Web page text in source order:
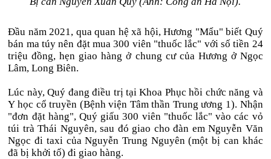
Đầu năm 2021, qua quan hệ xã hội, Hương "Mẩu" biết Quý
bán ma túy nên đặt mua 300 viên "thuốc lắc" với số tiền 24
triệu đồng, hẹn giao hàng ở chung cư của Hương ở Ngọc
Lâm, Long Biên.
Lúc này, Quý đang điều trị tại Khoa Phục hồi chức năng và
Y học cổ truyền (Bệnh viện Tâm thần Trung ương 1). Nhận
"đơn đặt hàng", Quý giấu 300 viên "thuốc lắc" vào các vỏ
túi trà Thái Nguyên, sau đó giao cho đàn em Nguyễn Văn
Ngọc đi taxi của Nguyễn Trung Nguyên (một bị can khác
đã bị khởi tố) đi giao hàng.